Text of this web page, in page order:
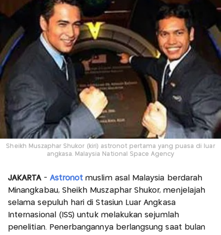
Sheikh Muszaphar Shukor (kiri) astronot pertama yang puasa di luar
angkasa. Malaysia National Space Agency
JAKARTA - Astronotmuslim asal Malaysia berdarah
Minangkabau, Sheikh Muszaphar Shukor, menjelajah
selama sepuluh hari di Stasiun Luar Angkasa
Internasional (ISS) untuk melakukan sejumlah
penelitian. Penerbangannya berlangsung saat bulan